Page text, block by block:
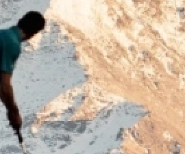
Next